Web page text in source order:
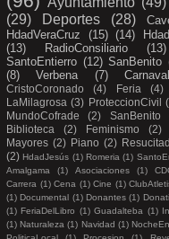
(29)
Deportes (28)
HdadVeraCruz
(15) (14)
(13)
RadioConsiliario (13)
SantoEntierro (12) SanBenito
(8)
Verbena (7) Carnaval
CristoCoronado
(4) Feria (4)
LaMilagrosa (3) ProteccionCivil
MundoCofrade
(2) SanBenito
Biblioteca
(2) Feminismo (2)
Mayores (2) Piano (2)
(2) HdadJesús (1) Romeria (1)
Amalgama
(1) Asociaciones (1)
Carrera (1) Cena (1) Cine (1)
(1) Documental (1) Donantes (1)
(1) FeriaDelLibro (1) Guadalteba (1)
(1) Naturaleza (1) Navidad (1)